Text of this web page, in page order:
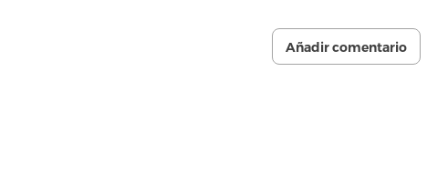
Añadir comentario